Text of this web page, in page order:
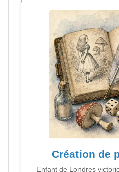
Création de
Enfant de Londres